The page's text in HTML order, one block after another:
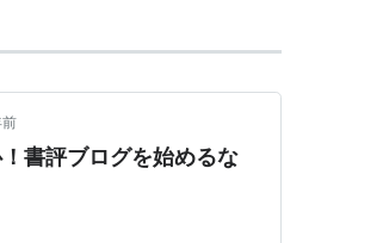
書評ブログを始めるな